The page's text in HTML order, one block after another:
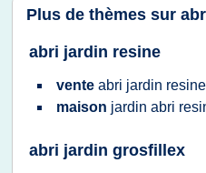
Plus de thèmes sur
abri jardin resine
vente abri jardin resine
maison jardin abri
abri jardin grosfillex